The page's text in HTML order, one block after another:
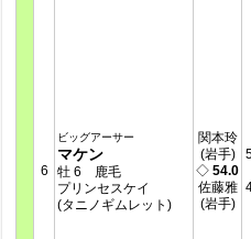
6
ビッグアーサー
マケン
牡 6 鹿毛
プリンセスケイ
(タニノギムレット)
関本玲
(岩手)
◇ 54.0
佐藤雅
(岩手)